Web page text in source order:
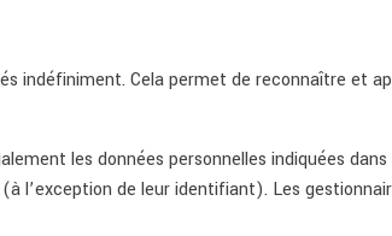
indéfiniment. Cela permet de reconnaître et
les données personnelles indiquées
l’exception de leur identifiant). Les